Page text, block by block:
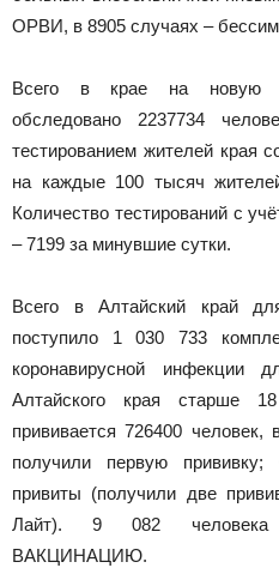
ОРВИ, в 8905 случаях –
Всего в крае на новую
обследовано 2237734
тестированием жителей края
на каждые 100 тысяч
Количество тестирований с
– 7199 за минувшие сутки.
Всего в Алтайский край
поступило 1 030 733
коронавирусной инфекции
Алтайского края старше
прививается 726400
получили первую прививку;
привиты (получили две
Лайт). 9 082
ВАКЦИНАЦИЮ.